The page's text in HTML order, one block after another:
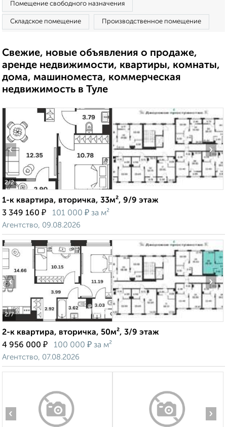
Помещение свободного назначения
Складское помещение Производственное помещение
Свежие, новые объявления о продаже,
аренде недвижимости, квартиры, комнаты,
дома, машиноместа, коммерческая
недвижимость в Туле
2/2
‹ ›
1-к квартира, вторичка, 33м², 9/9 этаж
3 349 160 ₽ 101 000 ₽ за м²
Агентство, 09.08.2026
2/7
‹ ›
2-к квартира, вторичка, 50м², 3/9 этаж
4 956 000 ₽ 100 000 ₽ за м²
Агентство, 07.08.2026
‹ ›